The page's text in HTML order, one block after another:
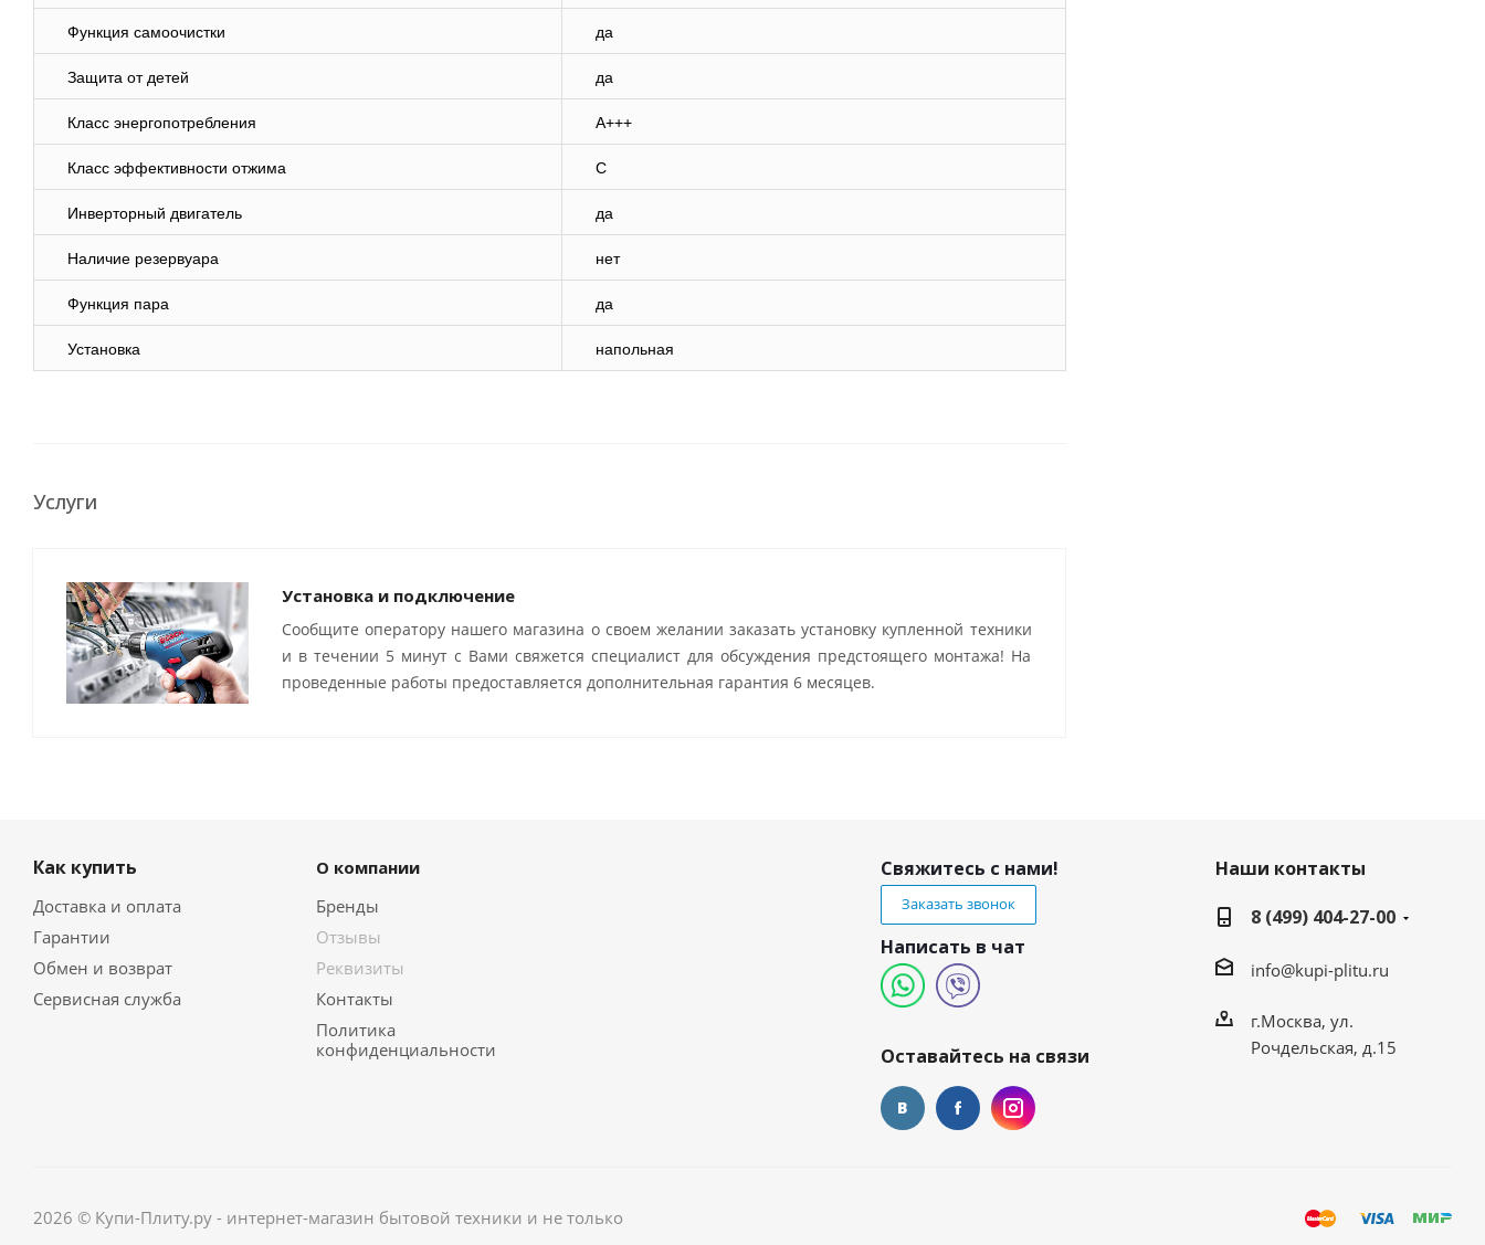
Функция самоочистки да
Защита от детей да
Класс энергопотребления A+++
Класс эффективности отжима C
Инверторный двигатель да
Наличие резервуара нет
Функция пара да
Установка напольная
Услуги
Установка и подключение
Сообщите оператору нашего магазина о своем желании заказать установку купленной техники
и в течении 5 минут с Вами свяжется специалист для обсуждения предстоящего монтажа! На
проведенные работы предоставляется дополнительная гарантия 6 месяцев.
Как купить
Доставка и оплата
Гарантии
Обмен и возврат
Сервисная служба
О компании
Бренды
Отзывы
Реквизиты
Контакты
Политика
конфиденциальности
Свяжитесь с нами!
Заказать звонок
Написать в чат
Оставайтесь на связи
Наши контакты
8 (499) 404-27-00
info@kupi-plitu.ru
г.Москва, ул.
Рочдельская, д.15
2026 © Купи-Плиту.ру - интернет-магазин бытовой техники и не только